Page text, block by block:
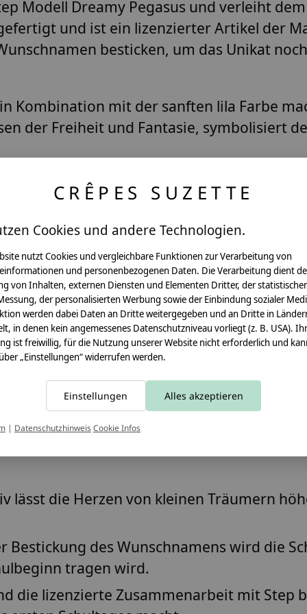
Modell Dreamy Pegasus und verleiht
und ist ein lizenzierter Artikel der
besticken, um das Unikat
in Kombination mit der sanften lila Farbe
der Freiheit und Fantasie, symbolisiert
robustem Stoff, bietet die Schultüte
zzgl. Bindestoff bietet ausreichend Platz
der Schulanfang auch durch die
kann mit demWunschnamenIhres Kindes
mit viel Liebe und Präzision in Köln
Step by Step Produkt und wurde
harmonisches Gesamtbild gewährleistet,
lässt die Herzen von kleinen Träumern
Bestickung des Wunschnamenswird die
tragen wird.
die lizenzierte Zusammenarbeit mit Step
CRÊPES SUZETTE
Cookies und andere Technologien.
nutzt Cookies und vergleichbare Funktionen zur Verarbeitung von
und personenbezogenen Daten. Die Verarbeitung dient
von Inhalten, externen Diensten und Elementen Dritter, der
der personalisierten Werbung sowie der Einbindung sozialer
werden dabei Daten an Dritte weitergegeben und an Dritte in
in denen kein angemessenes Datenschutzniveau vorliegt (z. B. USA).
ist freiwillig, für die Nutzung unserer Website nicht erforderlich und
„Einstellungen“ widerrufen werden.
Einstellungen Alles akzeptieren
| DatenschutzhinweisCookie Infos